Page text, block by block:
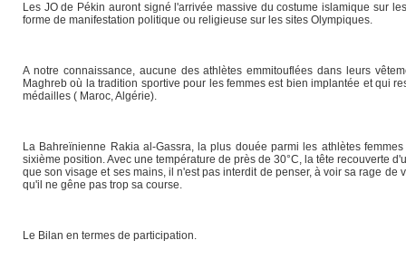
Les JO de Pékin auront signé l'arrivée massive du costume islamique sur
forme de manifestation politique ou religieuse sur les sites Olympiques.
A notre connaissance, aucune des athlètes emmitouflées dans leurs
Maghreb où la tradition sportive pour les femmes est bien implantée et qui
médailles ( Maroc, Algérie).
La Bahreïnienne Rakia al-Gassra, la plus douée parmi les athlètes
sixième position. Avec une température de près de 30°C, la tête recouverte
que son visage et ses mains, il n'est pas interdit de penser, à voir sa rage
qu'il ne gêne pas trop sa course.
Le Bilan en termes de participation.